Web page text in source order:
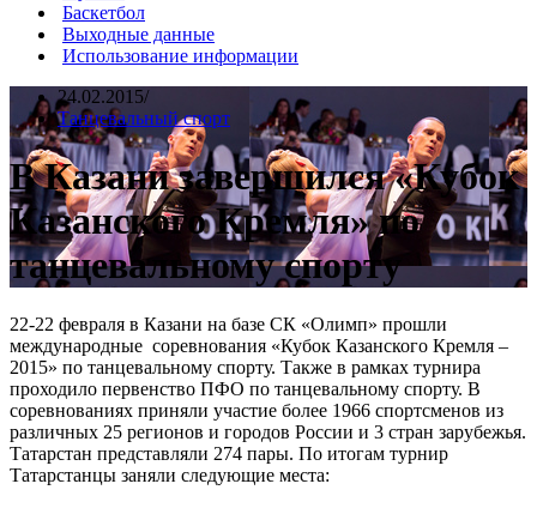
Баскетбол
Выходные данные
Использование информации
24.02.2015
Танцевальный спорт
В Казани завершился «Кубок
Казанского Кремля» по
танцевальному спорту
22-22 февраля в Казани на базе СК «Олимп» прошли
международные соревнования «Кубок Казанского Кремля –
2015» по танцевальному спорту. Также в рамках турнира
проходило первенство ПФО по танцевальному спорту. В
соревнованиях приняли участие более 1966 спортсменов из
различных 25 регионов и городов России и 3 стран зарубежья.
Татарстан представляли 274 пары. По итогам турнир
Татарстанцы заняли следующие места: